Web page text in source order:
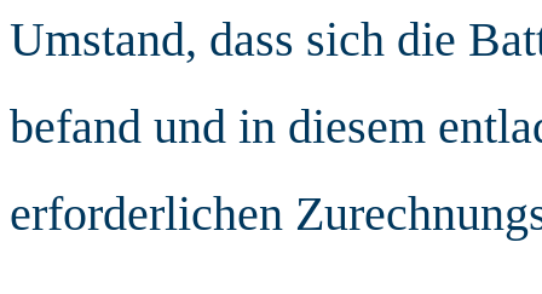
Umstand, dass sich die
befand und in diesem
erforderlichen